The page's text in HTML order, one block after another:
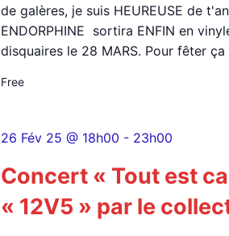
de galères, je suis HEUREUSE de
ENDORPHINE sortira ENFIN en
disquaires le 28 MARS. Pour fêter
Free
26 Fév 25 @ 18h00 - 23h00
Concert « Tout est
« 12V5 » par le